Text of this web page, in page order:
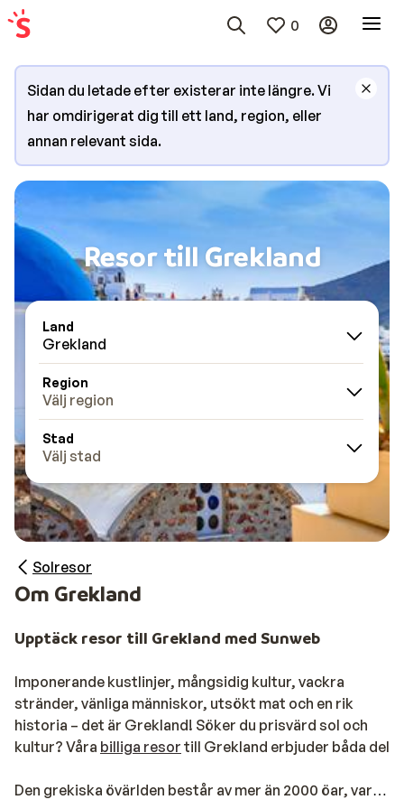
0
Sidan du letade efter existerar inte längre. Vi
har omdirigerat dig till ett land, region, eller
annan relevant sida.
Resor till Grekland
Land
Grekland
Region
Välj region
Stad
Välj stad
Solresor
Om Grekland
Upptäck resor till Grekland med Sunweb
Imponerande kustlinjer, mångsidig kultur, vackra
stränder, vänliga människor, utsökt mat och en rik
historia – det är Grekland! Söker du prisvärd sol och
kultur? Våra billiga resor till Grekland erbjuder båda
Den grekiska övärlden består av mer än 2000 öar, varav